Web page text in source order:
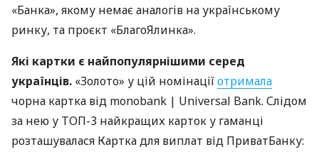
«Банка», якому немає аналогів на українському
ринку, та проєкт «БлагоЯлинка».
Які картки є найпопулярнішими серед
українців. «Золото» у цій номінації отримала
чорна картка від monobank | Universal Bank. Слідом
за нею у ТОП-3 найкращих карток у гаманці
розташувалася Картка для виплат від ПриватБанку: